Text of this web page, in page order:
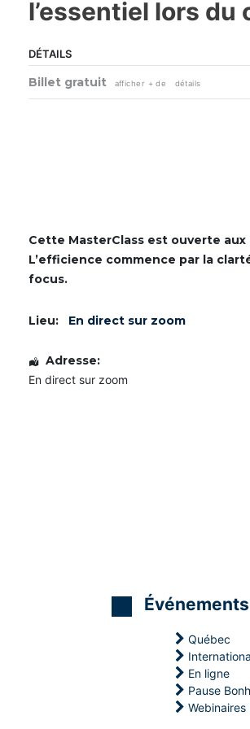
l’essentiel lors du
DÉTAILS
Billet gratuit afficher + de détails
Cette MasterClass est ouverte
L’efficience commence par la
focus.
Lieu: En direct sur zoom
Adresse:
En direct sur zoom
Événements
Québec
En ligne
Pause